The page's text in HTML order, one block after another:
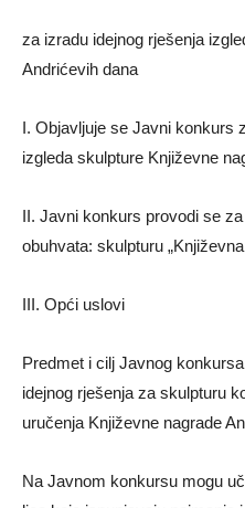
za izradu idejnog rješenja
Andrićevih dana
I. Objavljuje se Javni konkurs
izgleda skulpture Književne
II. Javni konkurs provodi se
obuhvata: skulpturu
III. Opći uslovi
Predmet i cilj Javnog
idejnog rješenja za skulpturu
uručenja Književne nagrade
Na Javnom konkursu mogu